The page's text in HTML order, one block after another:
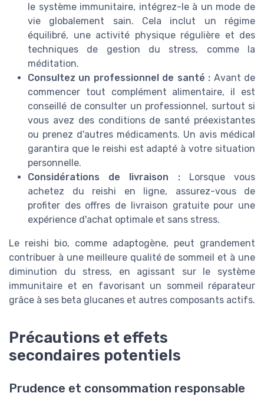
le système immunitaire, intégrez-le à un mode de
vie globalement sain. Cela inclut un régime
équilibré, une activité physique régulière et des
techniques de gestion du stress, comme la
méditation.
Consultez un professionnel de santé : Avant de
commencer tout complément alimentaire, il est
conseillé de consulter un professionnel, surtout si
vous avez des conditions de santé préexistantes
ou prenez d'autres médicaments. Un avis médical
garantira que le reishi est adapté à votre situation
personnelle.
Considérations de livraison :Lorsque vous
achetez du reishi en ligne, assurez-vous de
profiter des offres de livraison gratuite pour une
expérience d'achat optimale et sans stress.
Le reishi bio, comme adaptogène, peut grandement
contribuer à une meilleure qualité de sommeil et à une
diminution du stress, en agissant sur le système
immunitaire et en favorisant un sommeil réparateur
grâce à ses beta glucanes et autres composants actifs.
Précautions et effets
secondaires potentiels
Prudence et consommation responsable